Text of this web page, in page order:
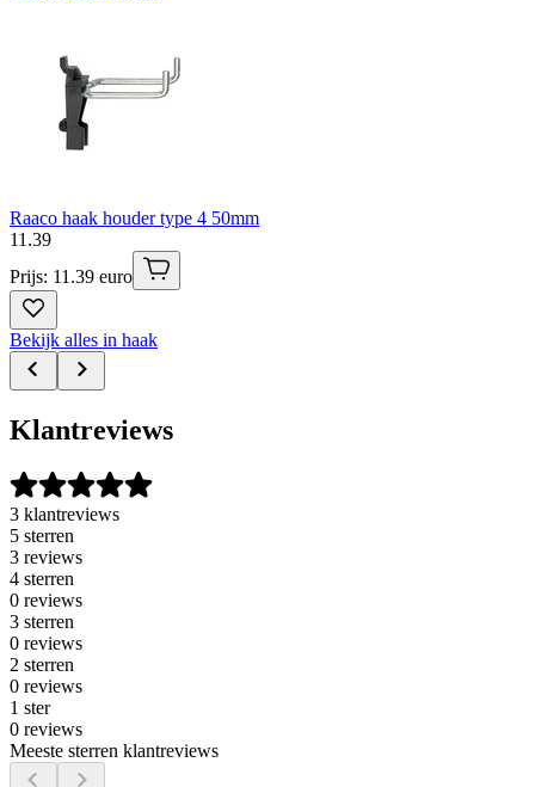
Raaco haak houder type 4 50mm
11 .39
Prijs: 11.39 euro
Bekijk alles in haak
Klantreviews
3 klantreviews
5 sterren
3 reviews
4 sterren
0 reviews
3 sterren
0 reviews
2 sterren
0 reviews
1 ster
0 reviews
Meeste sterren klantreviews